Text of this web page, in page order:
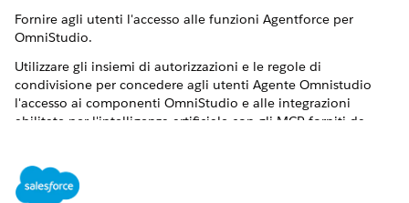
Fornire agli utenti l'accesso alle funzioni Agentforce per
OmniStudio.
Utilizzare gli insiemi di autorizzazioni e le regole di
condivisione per concedere agli utenti Agente Omnistudio
l'accesso ai componenti OmniStudio e alle integrazioni
abilitate per l'intelligenza artificiale con gli MCP forniti da
Creazione di un profilo per un utente agente OmniStudio
Creare un profilo per gli utenti agenti che necessitano